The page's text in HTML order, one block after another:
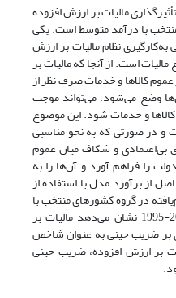
مالیات بر ارزش افزوده
با درآمد متوسط است. یکی
نظام مالیات بر ارزش
مالیات است. از آنجا که مالیات بر
کالاها و خدمات صرف نظر از
وضع می‌شود، می‌­تواند موجب
کالاها و خدمات شود. این موضوع
و در صورتی که به نحو مناسبی
بی‌اعتمادی و شکاف میان عموم
را فراهم آورد و آن‌ها را به
از برآورد مدل با استفاده از
در گروه کشورهای منتخب با
درآمد متوسط در دوره زمانی 2015-1995 نشان می‌­دهد مالیات بر
بر ضریب جینی به عنوان شاخص
بر ارزش افزوده، ضریب جینی